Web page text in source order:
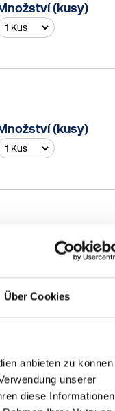
Über Cookies
anbieten zu können
unserer
diese Informationen
(kusy)
(kusy)
Množství (kusy)
(kusy)